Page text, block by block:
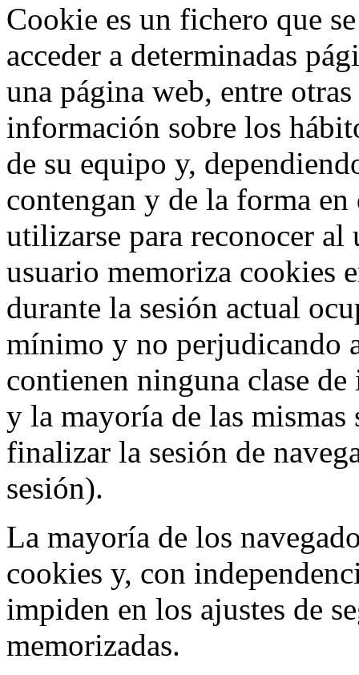
Cookie es un fichero que
acceder a determinadas
una página web, entre
información sobre los
de su equipo y,
contengan y de la forma
utilizarse para reconocer
usuario memoriza cookies
durante la sesión actual
mínimo y no perjudicando
contienen ninguna clase
y la mayoría de las
finalizar la sesión de
sesión).
La mayoría de los
cookies y, con
impiden en los ajustes de
memorizadas.